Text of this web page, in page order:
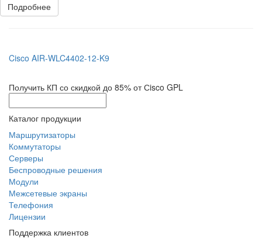
Подробнее
Cisco AIR-WLC4402-12-K9
Получить КП со скидкой до 85% от Сisco GPL
Каталог продукции
Маршрутизаторы
Коммутаторы
Серверы
Беспроводные решения
Модули
Межсетевые экраны
Телефония
Лицензии
Поддержка клиентов